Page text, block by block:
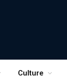
Culture